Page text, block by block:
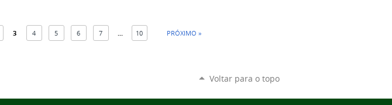
3 4 5 6 7 ... 10 PRÓXIMO »
Voltar para o topo